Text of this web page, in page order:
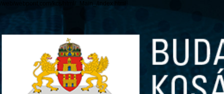
/web/webpont.com/kcs/html/_Main_/index.html